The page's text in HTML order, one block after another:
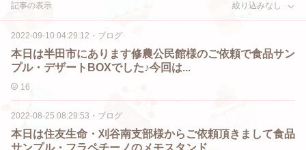
記事の表示 絞り込みなし
2022-09-10 04:29:12 ・ ブログ
本日は半田市にあります修農公民館様のご依頼で食品サン
プル・デザートBOXでした♪今回は...
16
2022-08-25 08:29:53 ・ ブログ
本日は住友生命・刈谷南支部様からご依頼頂きまして食品
サンプル・フラペチーノのメモスタンド...